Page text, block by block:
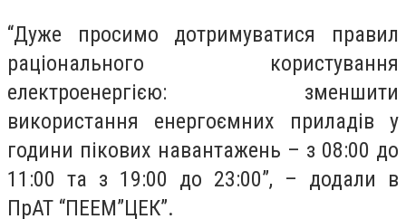
“Дуже просимо дотримуватися правил
раціонального користування
електроенергією: зменшити
використання енергоємних приладів у
години пікових навантажень – з 08:00 до
11:00 та з 19:00 до 23:00”, – додали в
ПрАТ “ПЕЕМ”ЦЕК”.